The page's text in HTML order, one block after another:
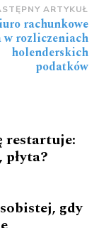
ARTYKUŁ
rachunkowe
w rozliczeniach
holenderskich
podatków
restartuje:
gdy